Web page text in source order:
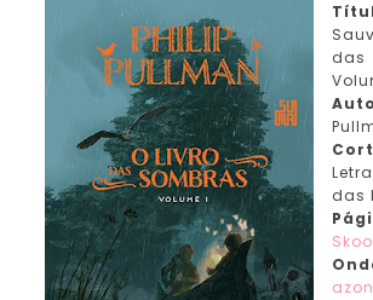
das
azon